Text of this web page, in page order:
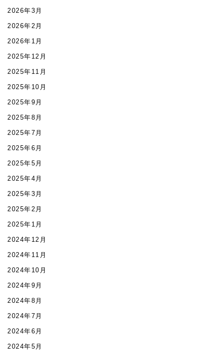
2026年3月
2026年2月
2026年1月
2025年12月
2025年11月
2025年10月
2025年9月
2025年8月
2025年7月
2025年6月
2025年5月
2025年4月
2025年3月
2025年2月
2025年1月
2024年12月
2024年11月
2024年10月
2024年9月
2024年8月
2024年7月
2024年6月
2024年5月